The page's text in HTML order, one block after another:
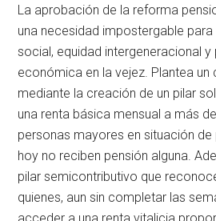
La aprobación de la reforma
una necesidad impostergable
social, equidad intergeneracional
económica en la vejez. Plantea un
mediante la creación de un pilar
una renta básica mensual a más
personas mayores en situación
hoy no reciben pensión alguna.
pilar semicontributivo que
quienes, aun sin completar las